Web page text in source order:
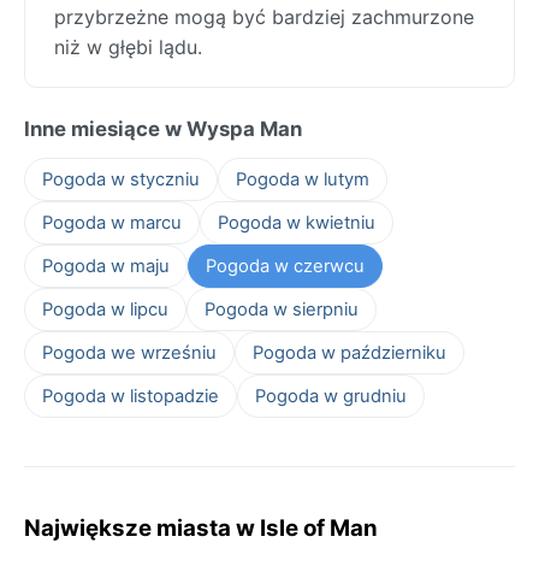
przybrzeżne mogą być bardziej zachmurzone
niż w głębi lądu.
Inne miesiące w Wyspa Man
Pogoda w styczniu
Pogoda w lutym
Pogoda w marcu
Pogoda w kwietniu
Pogoda w maju
Pogoda w czerwcu
Pogoda w lipcu
Pogoda w sierpniu
Pogoda we wrześniu
Pogoda w październiku
Pogoda w listopadzie
Pogoda w grudniu
Największe miasta w Isle of Man